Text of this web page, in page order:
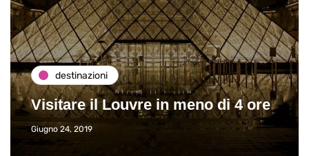
in meno di 4 ore
destinazioni
Paros e la Grecia
Viaggio
Giugno 26, 2013